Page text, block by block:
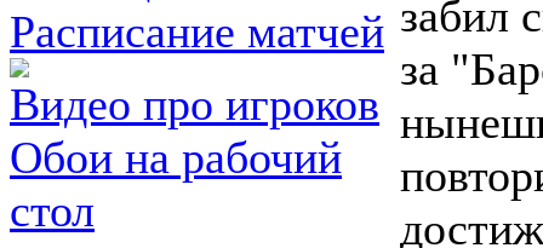
Расписание матчей
Видео про игроков
Обои на рабочий
стол
забил
за